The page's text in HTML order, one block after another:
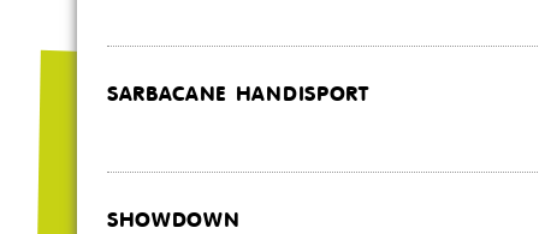
SARBACANE HANDISPORT
SHOWDOWN